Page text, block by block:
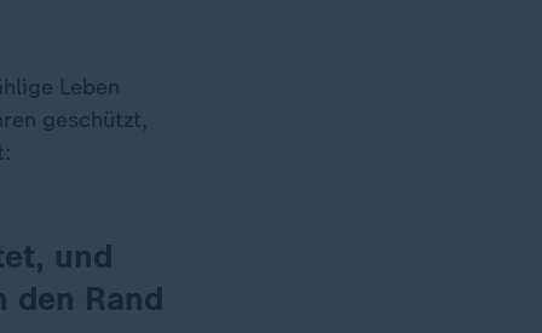
Leben
geschützt,
und
den Rand